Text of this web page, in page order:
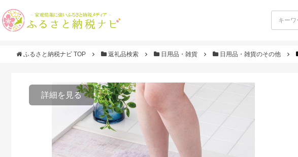
ふるさと納税ナビ TOP 返礼品検索 日用品・雑貨 日用品・雑貨のその他
詳細を見る